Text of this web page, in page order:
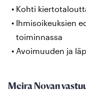
Kohti
Ihmisoikeuksien
toiminnassa
Avoimuuden ja
Meira Novan